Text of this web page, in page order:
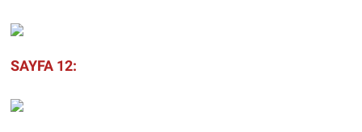
SAYFA 12: